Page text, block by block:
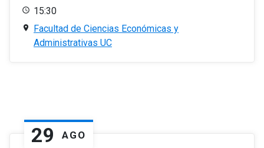
15:30
Facultad de Ciencias Económicas y
Administrativas UC
29 AGO